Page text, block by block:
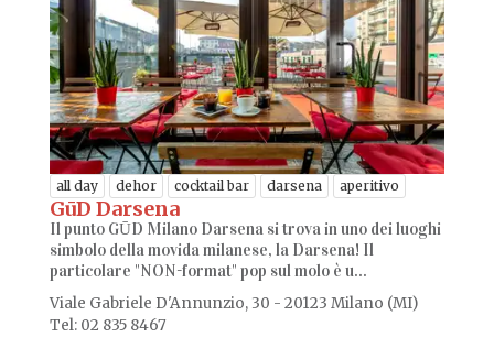
all day dehor cocktail bar darsena aperitivo
GūD Darsena
Il punto GŪD Milano Darsena si trova in uno dei luoghi
simbolo della movida milanese, la Darsena! Il
particolare "NON-format" pop sul molo è u...
Viale Gabriele D'Annunzio, 30 - 20123 Milano (MI)
Tel: 02 835 8467